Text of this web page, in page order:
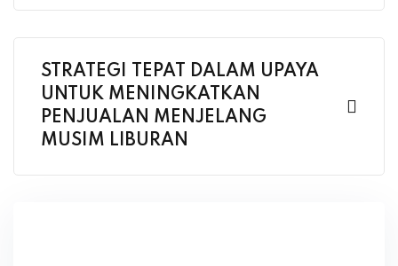
STRATEGI TEPAT DALAM UPAYA
UNTUK MENINGKATKAN
PENJUALAN MENJELANG
MUSIM LIBURAN